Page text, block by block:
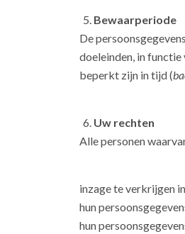
Bewaarperiode
De
doeleinden, in
beperkt zijn in tijd (
Uw rechten
Alle personen
inzage te verkrijgen
hun
hun